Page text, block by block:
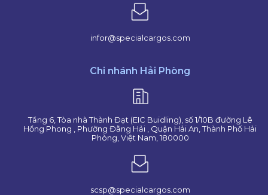
infor@specialcargos.com
Chi nhánh Hải Phòng
Tầng 6, Tòa nhà Thành Đạt (EIC Buidling), số 1/10B đường Lê
Hồng Phong , Phường Đằng Hải , Quận Hải An, Thành Phố Hải
Phòng, Việt Nam, 180000
scsp@specialcargos.com